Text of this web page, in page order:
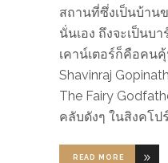
สถานที่ซึ่งเป็นบ้าน
นั่นเอง ถึงจะเป็นบ
เคาน์เตอร์ก็คือคน
Shavinraj
The Fairy
คลับดังๆ ในสิงคโป
READ MORE